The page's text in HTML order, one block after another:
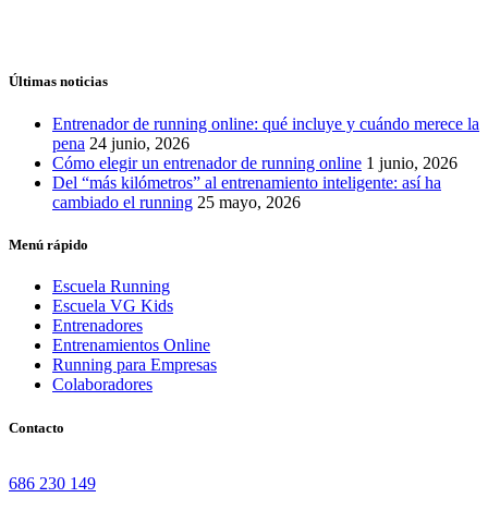
Últimas noticias
Entrenador de running online: qué incluye y cuándo merece la
pena 24 junio, 2026
Cómo elegir un entrenador de running online 1 junio, 2026
Del “más kilómetros” al entrenamiento inteligente: así ha
cambiado el running 25 mayo, 2026
Menú rápido
Escuela Running
Escuela VG Kids
Entrenadores
Entrenamientos Online
Running para Empresas
Colaboradores
Contacto
686 230 149